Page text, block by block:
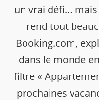
un vrai défi…
rend tout
Booking.com,
dans le monde
filtre «
prochaines